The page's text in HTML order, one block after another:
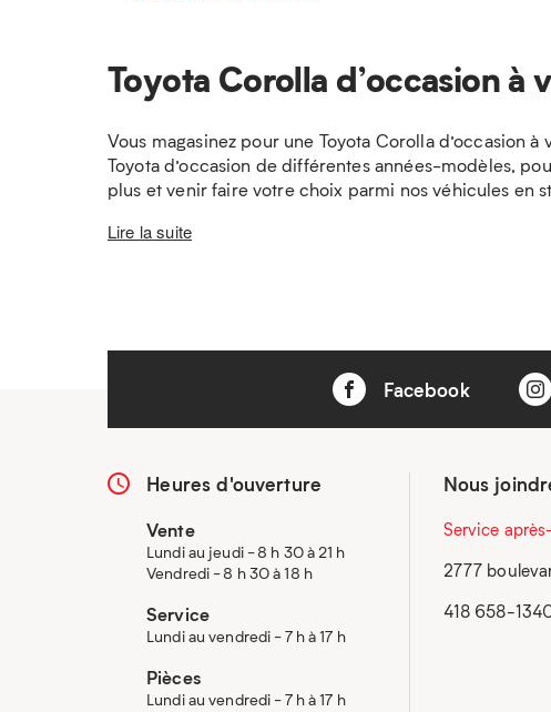
Toyota Corolla d’occasion à
Vous magasinez pour une Toyota Corolla d’occasion
Toyota d’occasion de différentes années-modèles,
plus et venir faire votre choix parmi nos véhicules en
Lire la suite
Facebook
Heures d'ouverture
Vente
Lundi au jeudi - 8 h 30 à 21 h
Vendredi - 8 h 30 à 18 h
Service
Lundi au vendredi - 7 h à 17 h
Pièces
Lundi au vendredi - 7 h à 17 h
Nous
Service
2777
418 658-